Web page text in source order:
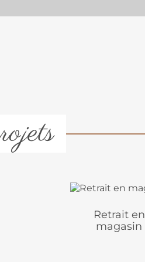
Retrait en
magasin